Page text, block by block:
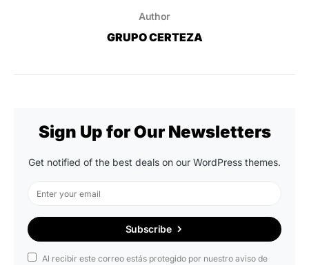
Author
GRUPO CERTEZA
Sign Up for Our Newsletters
Get notified of the best deals on our WordPress themes.
Subscribe
Al recibir este correo estás protegido por nuestro aviso de